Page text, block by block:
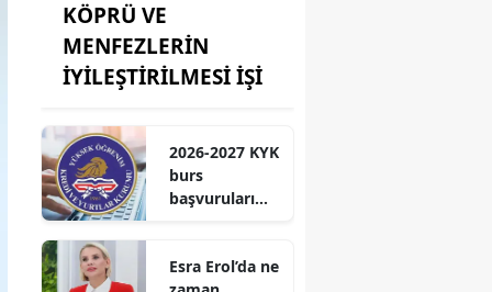
KÖPRÜ VE
MENFEZLERİN
İYİLEŞTİRİLMESİ İŞİ
2026-2027 KYK
burs
başvuruları
yüksek lisans
Esra Erol’da ne